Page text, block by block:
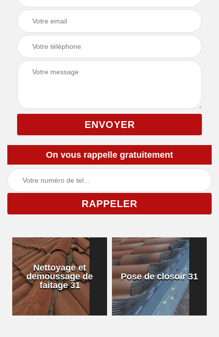
On vous rappelle gratuitement
Nettoyage et
demoussage de
faitage 31
Pose de closoir 31